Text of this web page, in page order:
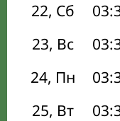
22, Сб
23, Вс
24, Пн
25, Вт